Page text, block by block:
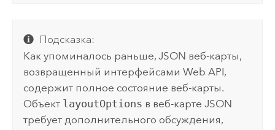
Подсказка:
Как упоминалось раньше, JSON веб-карты,
возвращенный интерфейсами Web API,
содержит полное состояние веб-карты.
Объект layoutOptions в веб-карте JSON
требует дополнительного обсуждения,